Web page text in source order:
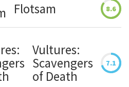
Flotsam 8.6
Vultures:
Scavengers
of Death
7.1